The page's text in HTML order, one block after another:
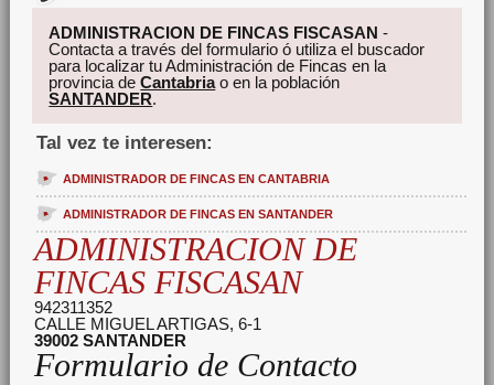
ADMINISTRACION DE FINCAS FISCASAN -
Contacta a través del formulario ó utiliza el buscador
para localizar tu Administración de Fincas en la
provincia deCantabriao en la población
SANTANDER.
Tal vez te interesen:
ADMINISTRADOR DE FINCAS EN CANTABRIA
ADMINISTRADOR DE FINCAS EN SANTANDER
ADMINISTRACION DE
FINCAS FISCASAN
942311352
CALLE MIGUEL ARTIGAS, 6-1
39002 SANTANDER
Formulario de Contacto